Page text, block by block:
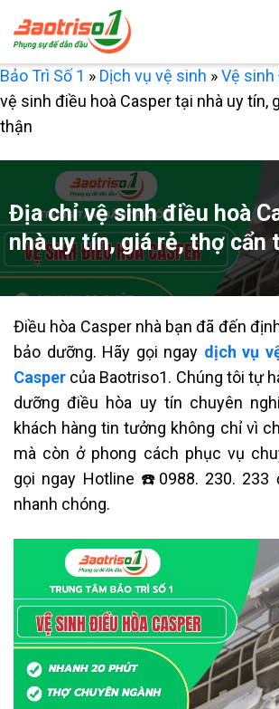
qua
nội
dung
Bảo Trì Số 1 » Dịch vụ vệ sinh »Vệ sinh
vệ sinh điều hoà Casper tại nhà uy tín,
thận
Địa chỉ vệ sinh điều hoà
nhà uy tín, giá rẻ, thợ cẩn
Điều hòa Casper nhà bạn đã đến
bảo dưỡng. Hãy gọi ngay dịch vụ
Casper của Baotriso1. Chúng tôi tự
dưỡng điều hòa uy tín chuyên
khách hàng tin tưởng không chỉ vì
mà còn ở phong cách phục vụ
gọi ngay Hotline ☎️0988. 230.
nhanh chóng.